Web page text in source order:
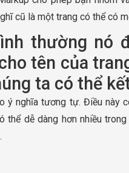
cũ là một trang có thể có
thường nó
tên của
ta có thể
ý nghĩa tương tự. Điều này
thể dễ dàng hơn nhiều